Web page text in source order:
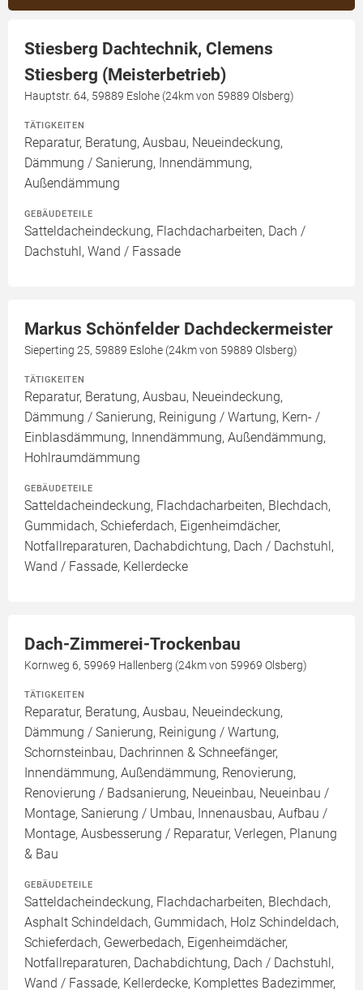
Stiesberg Dachtechnik, Clemens
Stiesberg (Meisterbetrieb)
Hauptstr. 64, 59889 Eslohe (24km von 59889 Olsberg)
TÄTIGKEITEN
Reparatur, Beratung, Ausbau, Neueindeckung,
Dämmung / Sanierung, Innendämmung,
Außendämmung
GEBÄUDETEILE
Satteldacheindeckung, Flachdacharbeiten, Dach /
Dachstuhl, Wand / Fassade
Markus Schönfelder Dachdeckermeister
Sieperting 25, 59889 Eslohe (24km von 59889 Olsberg)
TÄTIGKEITEN
Reparatur, Beratung, Ausbau, Neueindeckung,
Dämmung / Sanierung, Reinigung / Wartung, Kern- /
Einblasdämmung, Innendämmung, Außendämmung,
Hohlraumdämmung
GEBÄUDETEILE
Satteldacheindeckung, Flachdacharbeiten, Blechdach,
Gummidach, Schieferdach, Eigenheimdächer,
Notfallreparaturen, Dachabdichtung, Dach / Dachstuhl,
Wand / Fassade, Kellerdecke
Dach-Zimmerei-Trockenbau
Kornweg 6, 59969 Hallenberg (24km von 59969 Olsberg)
TÄTIGKEITEN
Reparatur, Beratung, Ausbau, Neueindeckung,
Dämmung / Sanierung, Reinigung / Wartung,
Schornsteinbau, Dachrinnen & Schneefänger,
Innendämmung, Außendämmung, Renovierung,
Renovierung / Badsanierung, Neueinbau, Neueinbau /
Montage, Sanierung / Umbau, Innenausbau, Aufbau /
Montage, Ausbesserung / Reparatur, Verlegen, Planung
& Bau
GEBÄUDETEILE
Satteldacheindeckung, Flachdacharbeiten, Blechdach,
Asphalt Schindeldach, Gummidach, Holz Schindeldach,
Schieferdach, Gewerbedach, Eigenheimdächer,
Notfallreparaturen, Dachabdichtung, Dach / Dachstuhl,
Wand / Fassade, Kellerdecke, Komplettes Badezimmer,